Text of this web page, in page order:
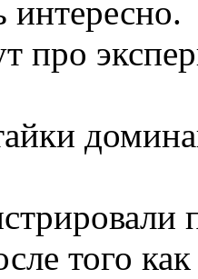
интересно.
про
того